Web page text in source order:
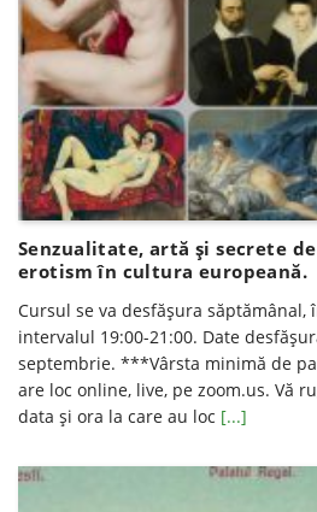
Senzualitate, artă și secrete
erotism în cultura europeană.
Cursul se va desfăşura
intervalul 19:00-21:00. Date
septembrie. ***Vârsta minimă de
are loc online, live, pe zoom.us. Vă
data şi ora la care au loc [...]